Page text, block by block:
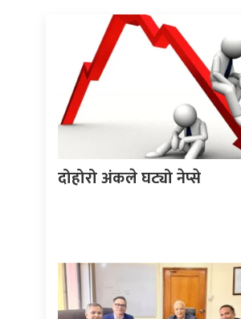
दोहोरो अंकले घट्यो नेप्से